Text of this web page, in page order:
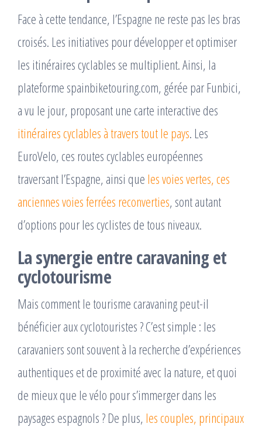
Face à cette tendance, l’Espagne ne reste pas les bras
croisés. Les initiatives pour développer et optimiser
les itinéraires cyclables se multiplient. Ainsi, la
plateforme spainbiketouring.com, gérée par Funbici,
a vu le jour, proposant une carte interactive des
itinéraires cyclables à travers tout le pays. Les
EuroVelo, ces routes cyclables européennes
traversant l’Espagne, ainsi que les voies vertes, ces
anciennes voies ferrées reconverties, sont autant
d’options pour les cyclistes de tous niveaux.
La synergie entre caravaning et
cyclotourisme
Mais comment le tourisme caravaning peut-il
bénéficier aux cyclotouristes ? C’est simple : les
caravaniers sont souvent à la recherche d’expériences
authentiques et de proximité avec la nature, et quoi
de mieux que le vélo pour s’immerger dans les
paysages espagnols ? De plus, les couples, principaux